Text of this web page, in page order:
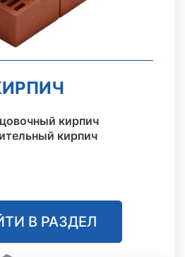
кирпич
кирпич
В РАЗДЕЛ